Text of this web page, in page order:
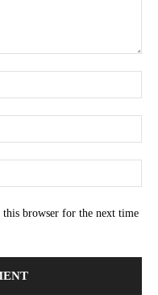
this browser for the next time